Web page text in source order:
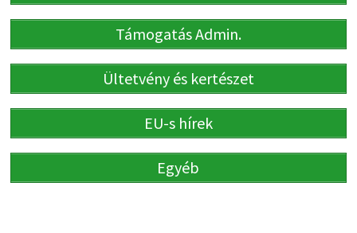
Támogatás Admin.
Ültetvény és kertészet
EU-s hírek
Egyéb